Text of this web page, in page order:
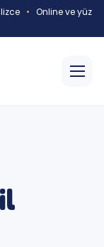
• Online ve yüz